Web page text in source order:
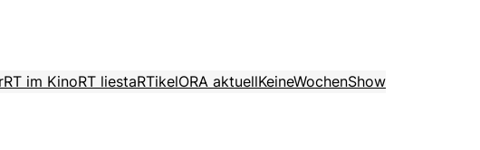
RT im KinoRT liestaRTikelORA aktuellKeineWochenShow